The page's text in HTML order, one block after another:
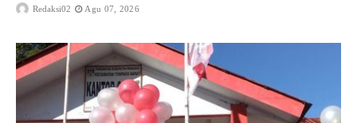
Redaksi02 Agu 07, 2026